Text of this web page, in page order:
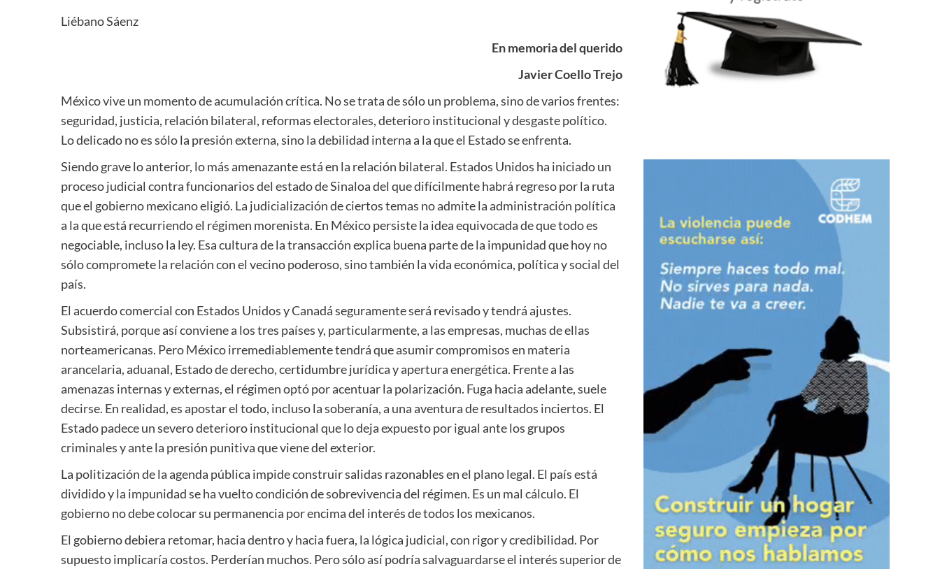
Liébano Sáenz
En memoria del querido
Javier Coello Trejo
México vive un momento de acumulación crítica. No se trata de sólo un problema, sino de varios frentes:
seguridad, justicia, relación bilateral, reformas electorales, deterioro institucional y desgaste político.
Lo delicado no es sólo la presión externa, sino la debilidad interna a la que el Estado se enfrenta.
Siendo grave lo anterior, lo más amenazante está en la relación bilateral. Estados Unidos ha iniciado un
proceso judicial contra funcionarios del estado de Sinaloa del que difícilmente habrá regreso por la ruta
que el gobierno mexicano eligió. La judicialización de ciertos temas no admite la administración política
a la que está recurriendo el régimen morenista. En México persiste la idea equivocada de que todo es
negociable, incluso la ley. Esa cultura de la transacción explica buena parte de la impunidad que hoy no
sólo compromete la relación con el vecino poderoso, sino también la vida económica, política y social del
país.
El acuerdo comercial con Estados Unidos y Canadá seguramente será revisado y tendrá ajustes.
Subsistirá, porque así conviene a los tres países y, particularmente, a las empresas, muchas de ellas
norteamericanas. Pero México irremediablemente tendrá que asumir compromisos en materia
arancelaria, aduanal, Estado de derecho, certidumbre jurídica y apertura energética. Frente a las
amenazas internas y externas, el régimen optó por acentuar la polarización. Fuga hacia adelante, suele
decirse. En realidad, es apostar el todo, incluso la soberanía, a una aventura de resultados inciertos. El
Estado padece un severo deterioro institucional que lo deja expuesto por igual ante los grupos
criminales y ante la presión punitiva que viene del exterior.
La politización de la agenda pública impide construir salidas razonables en el plano legal. El país está
dividido y la impunidad se ha vuelto condición de sobrevivencia del régimen. Es un mal cálculo. El
gobierno no debe colocar su permanencia por encima del interés de todos los mexicanos.
El gobierno debiera retomar, hacia dentro y hacia fuera, la lógica judicial, con rigor y credibilidad. Por
supuesto implicaría costos. Perderían muchos. Pero sólo así podría salvaguardarse el interés superior de